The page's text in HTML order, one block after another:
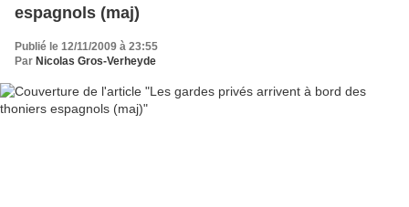
espagnols (maj)
Publié le 12/11/2009 à 23:55
Par Nicolas Gros-Verheyde